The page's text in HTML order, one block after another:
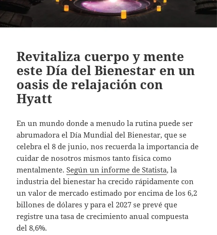
Revitaliza cuerpo y mente
este Día del Bienestar en un
oasis de relajación con
Hyatt
En un mundo donde a menudo la rutina puede ser
abrumadora el Día Mundial del Bienestar, que se
celebra el 8 de junio, nos recuerda la importancia de
cuidar de nosotros mismos tanto física como
mentalmente.Según un informe de Statista, la
industria del bienestar ha crecido rápidamente con
un valor de mercado estimado por encima de los 6,2
billones de dólares y para el 2027 se prevé que
registre una tasa de crecimiento anual compuesta
del 8,6%.